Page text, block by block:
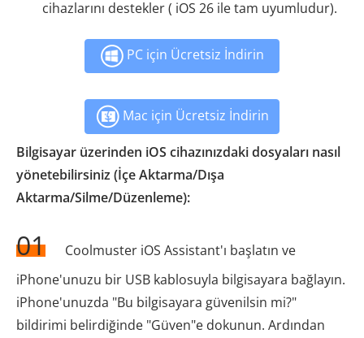
cihazlarını destekler ( iOS 26 ile tam uyumludur).
PC için Ücretsiz İndirin
Mac için Ücretsiz İndirin
Bilgisayar üzerinden iOS cihazınızdaki dosyaları nasıl
yönetebilirsiniz (İçe Aktarma/Dışa
Aktarma/Silme/Düzenleme):
01
Coolmuster iOS Assistant'ı başlatın ve
iPhone'unuzu bir USB kablosuyla bilgisayara bağlayın.
iPhone'unuzda "Bu bilgisayara güvenilsin mi?"
bildirimi belirdiğinde "Güven"e dokunun. Ardından